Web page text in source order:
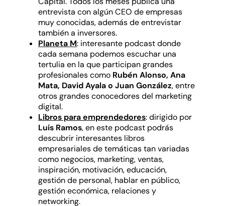
entrevista con algún CEO de empresas
muy conocidas, además de entrevistar
también a inversores.
Planeta M: interesante podcast donde
cada semana podemos escuchar una
tertulia en la que participan grandes
profesionales como Rubén Alonso, Ana
Mata, David Ayala o Juan González, entre
otros grandes conocedores del marketing
digital.
Libros para emprendedores: dirigido por
Luis Ramos, en este podcast podrás
descubrir interesantes libros
empresariales de temáticas tan variadas
como negocios, marketing, ventas,
inspiración, motivación, educación,
gestión de personal, hablar en público,
gestión económica, relaciones y
networking.